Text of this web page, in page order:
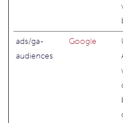
ads/ga-
audiences
Google